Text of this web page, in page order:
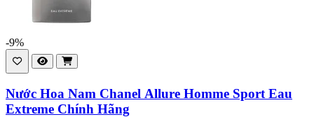
-9%
Nước Hoa Nam Chanel Allure Homme Sport Eau
Extreme Chính Hãng